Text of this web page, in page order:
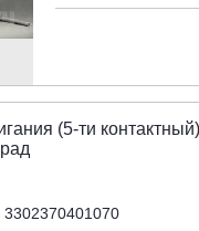
(5-ти контактный)